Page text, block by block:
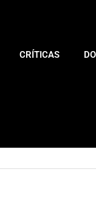
CRÍTICAS